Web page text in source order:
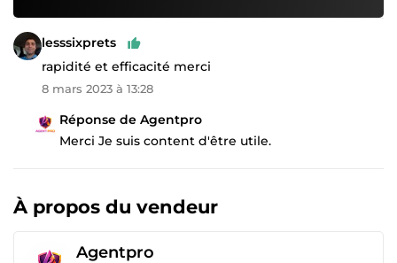
lesssixprets
rapidité et efficacité merci
8 mars 2023 à 13:28
Réponse de Agentpro
Merci Je suis content d'être utile.
À propos du vendeur
Agentpro